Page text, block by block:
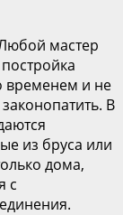
мастер
временем и не
В
из бруса или
дома,
с